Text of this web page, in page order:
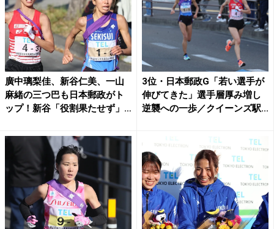
廣中璃梨佳、新谷仁美、一山
麻緒の三つ巴も日本郵政がト
ップ！新谷「役割果たせず」
3位・日本郵政G「若い選手が
伸びてきた」選手層厚み増し
逆襲への一歩／クイーンズ駅...